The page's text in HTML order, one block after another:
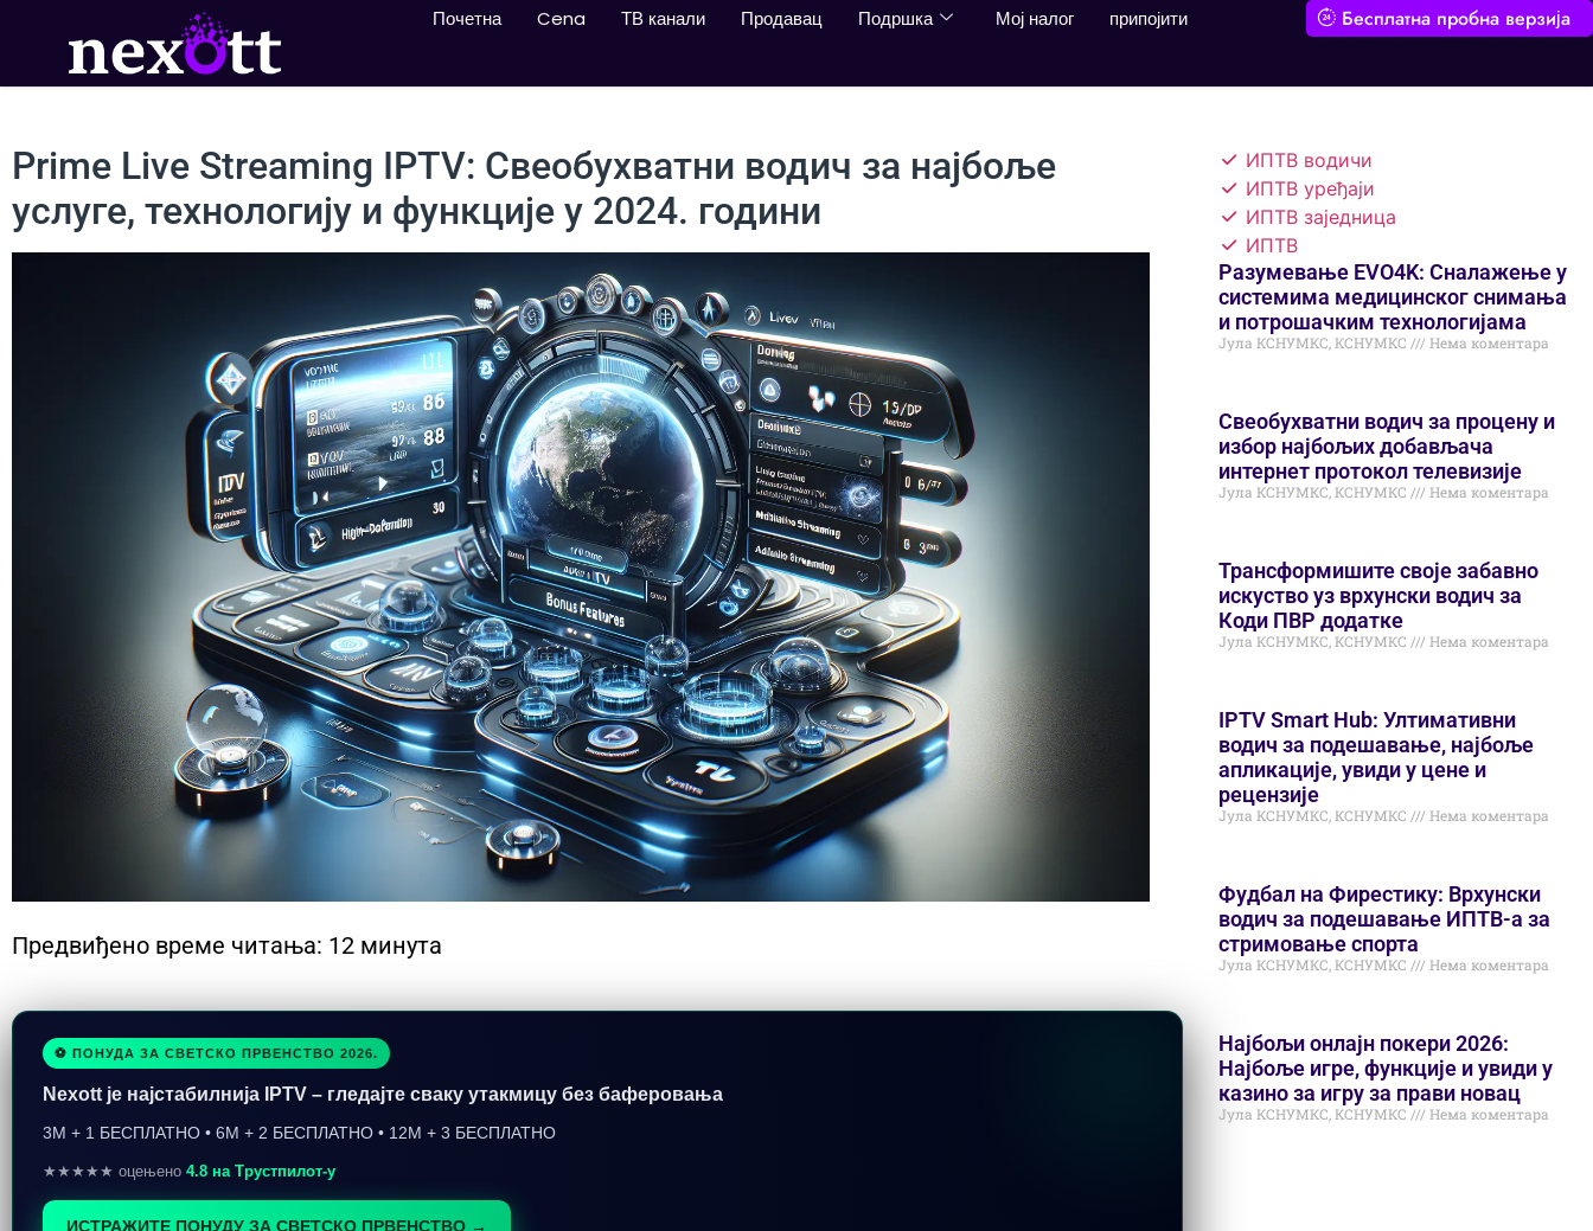
Почетна Cena ТВ канали Продавац Подршка Мој налог припојити Бесплатна пробна верзија
Prime Live Streaming IPTV: Свеобухватни водич за најбоље
услуге, технологију и функције у 2024. години
Предвиђено време читања: 12 минута
⚽ ПОНУДА ЗА СВЕТСКО ПРВЕНСТВО 2026.
Nexott је најстабилнија IPTV – гледајте сваку утакмицу без баферовања
3M + 1 БЕСПЛАТНО • 6M + 2 БЕСПЛАТНО • 12M + 3 БЕСПЛАТНО
★★★★★ оцењено 4.8 на Трустпилот-у
ИСТРАЖИТЕ ПОНУДУ ЗА СВЕТСКО ПРВЕНСТВО →
ИПТВ водичи
ИПТВ уређаји
ИПТВ заједница
ИПТВ
Разумевање EVO4K: Сналажење у
системима медицинског снимања
и потрошачким технологијама
Јула КСНУМКС, КСНУМКС Нема коментара
Свеобухватни водич за процену и
избор најбољих добављача
интернет протокол телевизије
Јула КСНУМКС, КСНУМКС Нема коментара
Трансформишите своје забавно
искуство уз врхунски водич за
Коди ПВР додатке
Јула КСНУМКС, КСНУМКС Нема коментара
IPTV Smart Hub: Ултимативни
водич за подешавање, најбоље
апликације, увиди у цене и
рецензије
Јула КСНУМКС, КСНУМКС Нема коментара
Фудбал на Фирестику: Врхунски
водич за подешавање ИПТВ-а за
стримовање спорта
Јула КСНУМКС, КСНУМКС Нема коментара
Најбољи онлајн покери 2026:
Најбоље игре, функције и увиди у
казино за игру за прави новац
Јула КСНУМКС, КСНУМКС Нема коментара